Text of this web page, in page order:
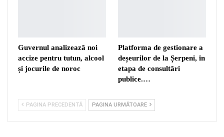
Guvernul analizează noi
accize pentru tutun, alcool
și jocurile de noroc
Platforma de gestionare a
deșeurilor de la Șerpeni, în
etapa de consultări
publice.…
PAGINA PRECEDENTĂ PAGINA URMĂTOARE